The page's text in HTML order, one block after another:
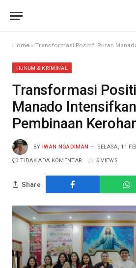
Home » Transformasi Positif: Rutan Manado
HUKUM & KRIMINAL
Transformasi
Manado
Pembinaan
BY IWAN NGADIMAN SELASA, 11
TIDAK ADA KOMENTAR 6VIEWS
Share